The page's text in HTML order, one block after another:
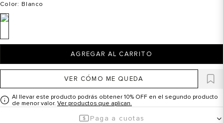
Color: Blanco
AGREGAR AL CARRITO
VER CÓMO ME QUEDA
Al llevar este producto podrás obtener 10% OFF en el segundo producto
de menor valor. Ver productos que aplican.
Paga a cuotas